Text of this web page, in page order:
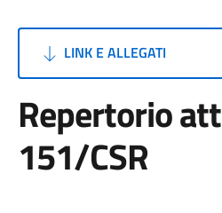
LINK E ALLEGATI
Repertorio
151/CSR